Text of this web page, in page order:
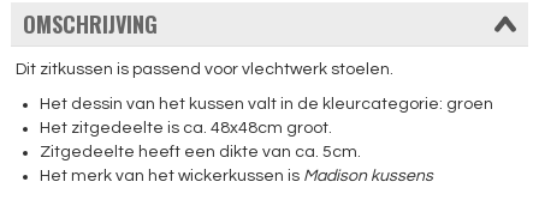
OMSCHRIJVING
Dit zitkussen is passend voor vlechtwerk stoelen.
Het dessin van het kussen valt in de kleurcategorie: groen
Het zitgedeelte is ca. 48x48cm groot.
Zitgedeelte heeft een dikte van ca. 5cm.
Het merk van het wickerkussen is Madison kussens